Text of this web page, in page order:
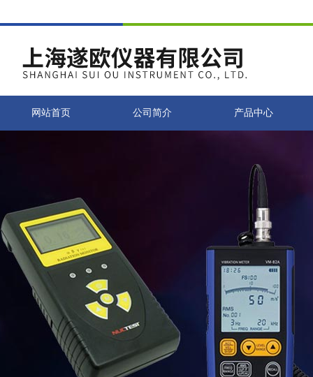
网站首页 公司简介 产品中心